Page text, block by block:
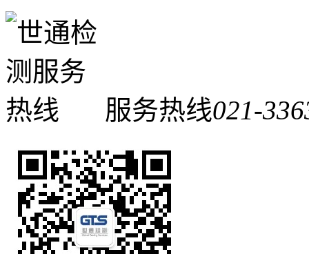
服务热线021-